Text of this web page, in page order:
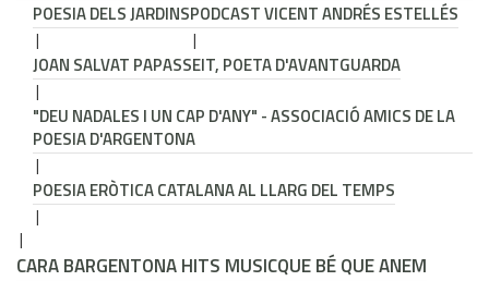
POESIA DELS JARDINSPODCAST VICENT ANDRÉS ESTELLÉS
JOAN SALVAT PAPASSEIT, POETA D'AVANTGUARDA
"DEU NADALES I UN CAP D'ANY" - ASSOCIACIÓ AMICS DE LA
POESIA D'ARGENTONA
POESIA ERÒTICA CATALANA AL LLARG DEL TEMPS
CARA BARGENTONA HITS MUSICQUE BÉ QUE ANEM